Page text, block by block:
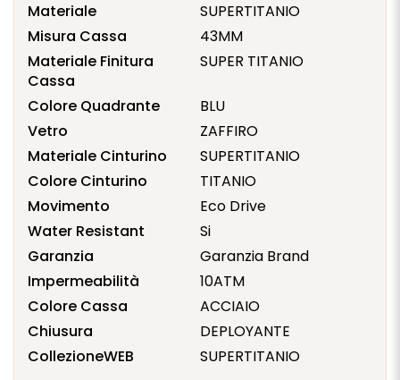
Materiale
SUPERTITANIO
Misura Cassa
43MM
Materiale Finitura
Cassa
SUPER TITANIO
Colore Quadrante
BLU
Vetro
ZAFFIRO
Materiale Cinturino
SUPERTITANIO
Colore Cinturino
TITANIO
Movimento
Eco Drive
Water Resistant
Si
Garanzia
Garanzia Brand
Impermeabilità
10ATM
Colore Cassa
ACCIAIO
Chiusura
DEPLOYANTE
CollezioneWEB
SUPERTITANIO